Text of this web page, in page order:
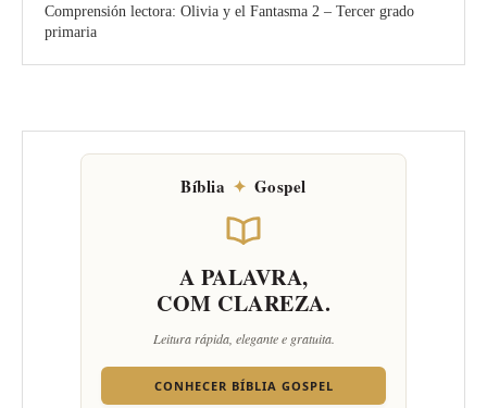
Comprensión lectora: Olivia y el Fantasma 2 – Tercer grado
primaria
Bíblia ✦ Gospel
A PALAVRA,
COM CLAREZA.
Leitura rápida, elegante e gratuita.
CONHECER BÍBLIA GOSPEL